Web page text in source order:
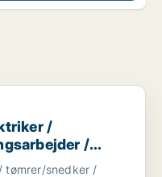
tømrer/snedker /
/
/
tømrer/snedker /